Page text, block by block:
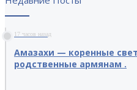
17 часов назад
Амазахи — коренные
родственные армянам .